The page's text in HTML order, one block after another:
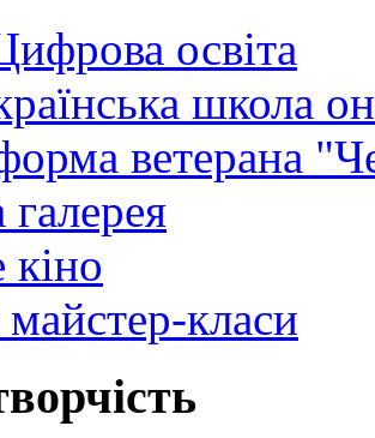
освіта
школа
ветерана
класи